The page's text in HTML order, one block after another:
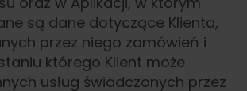
są dane dotyczące Klienta,
przez niego zamówień i
którego Klient może
usług świadczonych przez